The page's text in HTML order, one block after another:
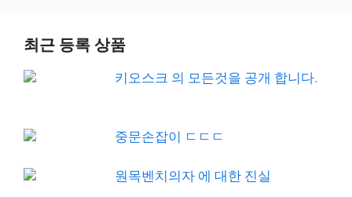
최근 등록 상품
키오스크 의 모든것을 공개 합니다.
중문손잡이 ㄷㄷㄷ
원목벤치의자 에 대한 진실